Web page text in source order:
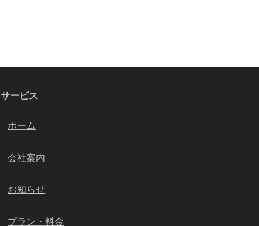
サービス
ホーム
会社案内
お知らせ
プラン・料金